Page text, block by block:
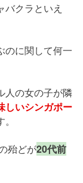
クラといえ
のに関して何一
人の女の子が隣
しいシンガポー
殆どが20代前